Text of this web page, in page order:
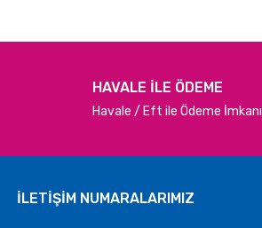
HAVALE İLE ÖDEME
Havale / Eft ile Ödeme İmkanı
İLETİŞİM NUMARALARIMIZ